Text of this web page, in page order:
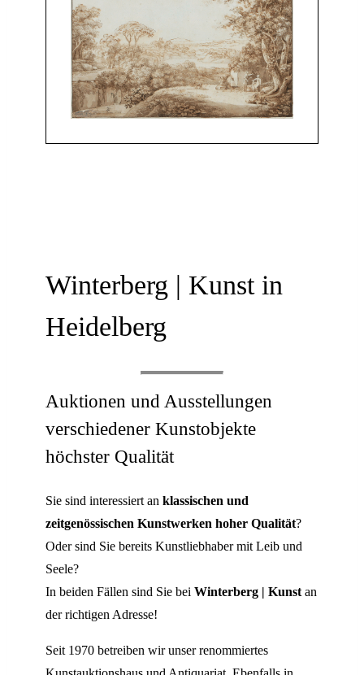
Winterberg | Kunst in
Heidelberg
Auktionen und Ausstellungen
verschiedener Kunstobjekte
höchster Qualität
Sie sind interessiert an klassischen und
zeitgenössischen Kunstwerken hoher Qualität?
Oder sind Sie bereits Kunstliebhaber mit Leib und
Seele?
In beiden Fällen sind Sie bei Winterberg | Kunst an
der richtigen Adresse!
Seit 1970 betreiben wir unser renommiertes